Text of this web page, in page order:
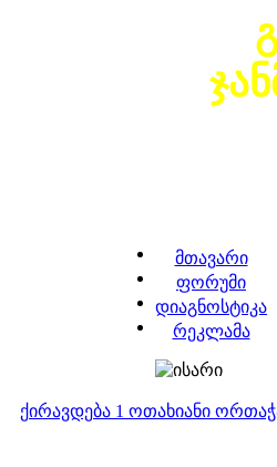
მთავარი
ფორუმი
დიაგნოსტიკა
რეკლამა
ქირავდება 1 ოთახიანი